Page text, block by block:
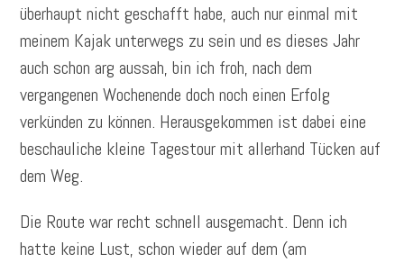
überhaupt nicht geschafft habe, auch nur einmal mit
meinem Kajak unterwegs zu sein und es dieses Jahr
auch schon arg aussah, bin ich froh, nach dem
vergangenen Wochenende doch noch einen Erfolg
verkünden zu können. Herausgekommen ist dabei eine
beschauliche kleine Tagestour mit allerhand Tücken auf
dem Weg.
Die Route war recht schnell ausgemacht. Denn ich
hatte keine Lust, schon wieder auf dem (am